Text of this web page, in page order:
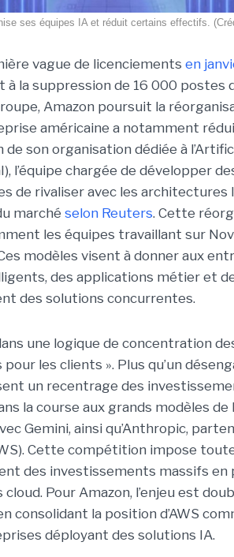
ses équipes IA et réduit certains effectifs.
vague de licenciements en
à la suppression de 16 000 postes
Amazon poursuit la
américaine a notamment
son organisation dédiée à
l’équipe chargée de développer
de rivaliser avec les architectures
marché selon Reuters. Cette
les équipes travaillant sur
modèles visent à donner aux
des applications métier et
des solutions concurrentes.
une logique de concentration
les clients ». Plus qu’un
un recentrage des
la course aux grands modèles de
Gemini, ainsi qu’Anthropic,
Cette compétition impose
des investissements massifs en
Pour Amazon, l’enjeu est
la position d’AWS
déployant des solutions IA.